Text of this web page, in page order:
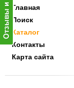
Главная
Поиск
Каталог
Контакты
Карта сайта